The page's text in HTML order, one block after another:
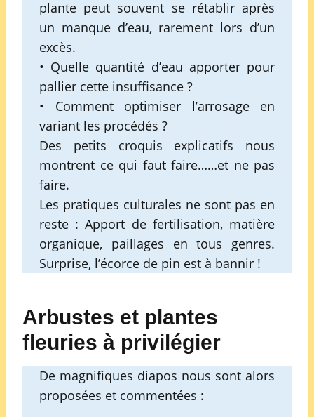
plante peut souvent se rétablir après
un manque d’eau, rarement lors d’un
excès.
• Quelle quantité d’eau apporter pour
pallier cette insuffisance ?
• Comment optimiser l’arrosage en
variant les procédés ?
Des petits croquis explicatifs nous
montrent ce qui faut faire……et ne pas
faire.
Les pratiques culturales ne sont pas en
reste : Apport de fertilisation, matière
organique, paillages en tous genres.
Surprise, l’écorce de pin est à bannir !
Arbustes et plantes
fleuries à privilégier
De magnifiques diapos nous sont alors
proposées et commentées :